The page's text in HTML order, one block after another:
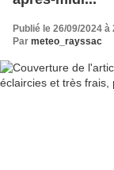
Publié le 26/09/2024 à
Par meteo_rayssac